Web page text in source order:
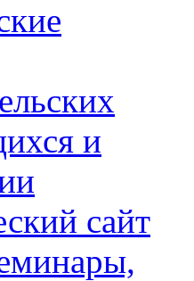
и
сайт